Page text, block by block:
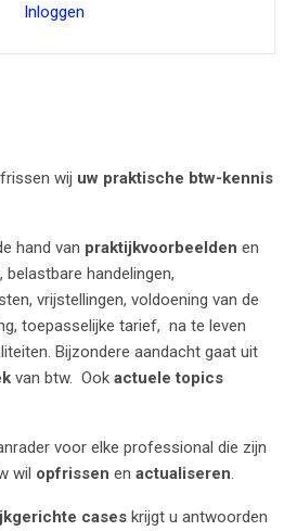
Inloggen
wij uw praktische btw-kennis
hand van praktijkvoorbeelden en
belastbare handelingen,
vrijstellingen, voldoening van de
toepasselijke tarief, na te leven
Bijzondere aandacht gaat uit
van btw. Ook actuele topics
voor elke professional die zijn
wil opfrissen en actualiseren.
cases krijgt u antwoorden